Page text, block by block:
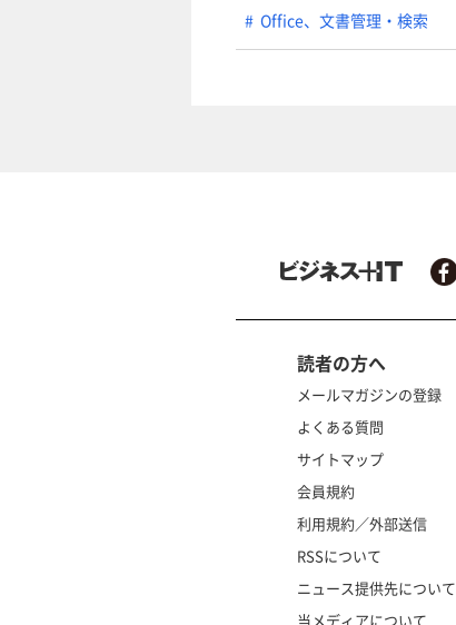
Office、文書管理・検索
読者の方へ
メールマガジンの登録
よくある質問
サイトマップ
会員規約
利用規約／外部送信
RSSについて
ニュース提供先について
当メディアについて